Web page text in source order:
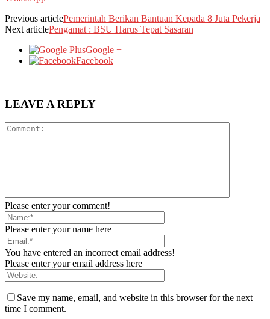
Previous articlePemerintah Berikan Bantuan Kepada 8 Juta Pekerja
Next articlePengamat : BSU Harus Tepat Sasaran
Google +
Facebook
LEAVE A REPLY
Please enter your comment!
Please enter your name here
You have entered an incorrect email address!
Please enter your email address here
Save my name, email, and website in this browser for the next
time I comment.